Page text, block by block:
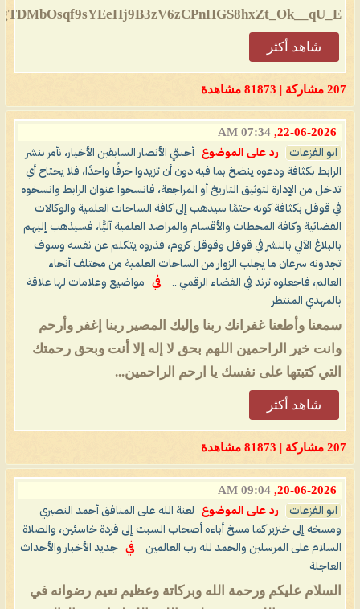
شاهد أكثر
207 مشاركة | 81873 مشاهدة
22-06-2026,
07:34 AM
ابو الفزعات رد على الموضوع
أحبتي الأنصار السابقين الأخيار، نأمر بنشر
الرابط بكثافة ودعوه ينضخ بما فيه دون أن تزيدوا حرفًا واحدًا، فلا يحتاح أي
تدخل من الإدارة لتوثيق التاريخ أو المراجعة، فانسخوا عنوان الرابط وانسخوه
في قوقل بكثافة كونه حتمًا سيذهب إلى كافة الساحات العلمية والوكالات
الفضائية وكافة المحطات والأقسام والمراصد العلمية آليًّا، فسيذهب إليهم
بالبلاغ الآلي بالنشر في قوقل وقوقل كروم، فذروه يتكلم عن نفسه وسوف
تجدونه سرعان ما يجلب الزوار من الساحات العلمية من مختلف أنحاء
العالم، فاجعلوه ترند في الفضاء الرقمي ..
في
مواضيع وعلامات لها علاقة
بالمهدي المنتظر
سمعنا وأطعنا غفرانك ربنا وإليك المصير ربنا إغفر وأرحم
وانت خير الراحمين اللهم بحق لا إله إلا أنت وبحق رحمتك
التي كتبتها على نفسك يا ارحم الراحمين...
شاهد أكثر
207 مشاركة | 81873 مشاهدة
20-06-2026,
09:04 AM
ابو الفزعات رد على الموضوع
لعنة الله على المنافق أحمد النصيري
ومسخه إلى خنزير كما مسخ أباءه أصحاب السبت إلى قردة خاسئين، والصلاة
السلام على المرسلين والحمد لله رب العالمين
في
جديد الأخبار والأحداث
العاجلة
السلام عليكم ورحمة الله وبركاتة وعظيم نعيم رضوانه في